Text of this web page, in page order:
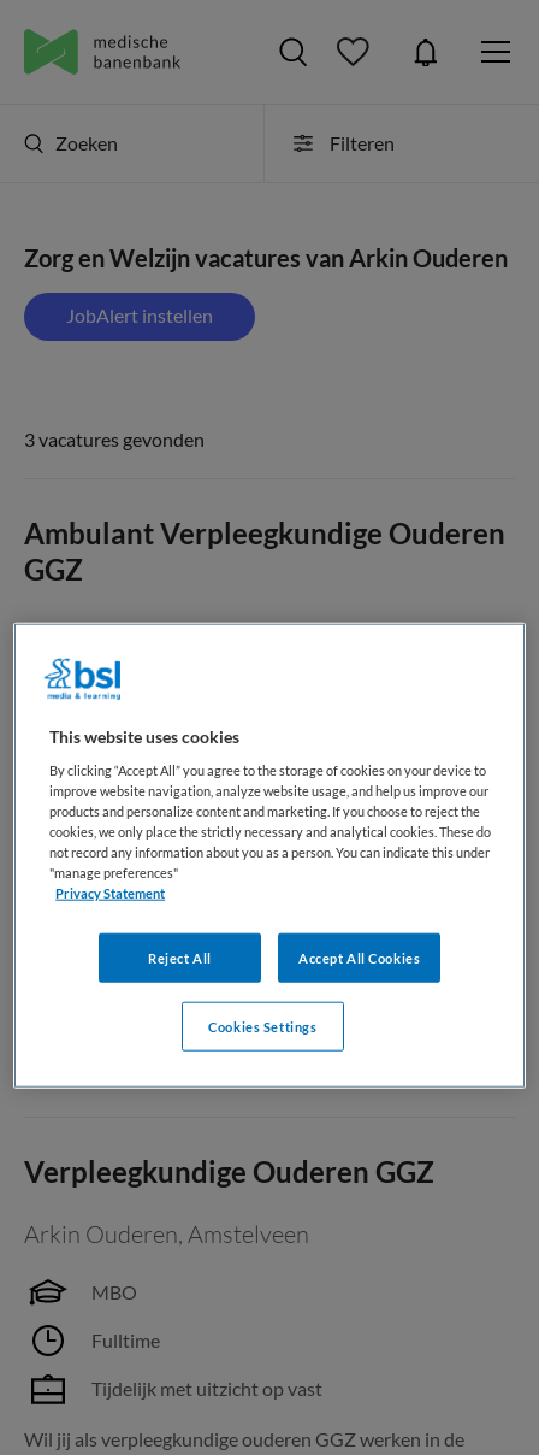
Zoeken Filteren
Zorg en Welzijn vacatures van Arkin Ouderen
JobAlert instellen
3 vacatures gevonden
Ambulant Verpleegkundige Ouderen
GGZ
Arkin Ouderen,Amsterdam
HBO
Fulltime
Tijdelijk dienstverband
Word jij onze nieuwe ambulant verpleegkundige voor
ouderen? Voor onze teams in Amsterdam Centrum en
Amsterdam Zuid-Oost zoeken we een enthousiaste collega
wil inzetten voor ouderen met psychische kwetsbaarheid.
Bekijk vacature Bewaren
Verpleegkundige Ouderen GGZ
Arkin Ouderen, Amstelveen
MBO
Fulltime
Tijdelijk met uitzicht op vast
Wil jij als verpleegkundige ouderen GGZ werken in de
This website uses cookies
By clicking “Accept All” you agree to the storage of cookies on your device to
improve website navigation, analyze website usage, and help us improve our
products and personalize content and marketing. If you choose to reject the
cookies, we only place the strictly necessary and analytical cookies. These do
not record any information about you as a person. You can indicate this under
"manage preferences"
Privacy Statement
Reject All Accept All Cookies
Cookies Settings